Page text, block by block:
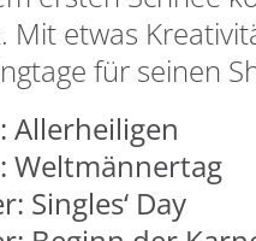
Mit etwas
für seinen
Allerheiligen
Weltmännertag
Singles‘ Day